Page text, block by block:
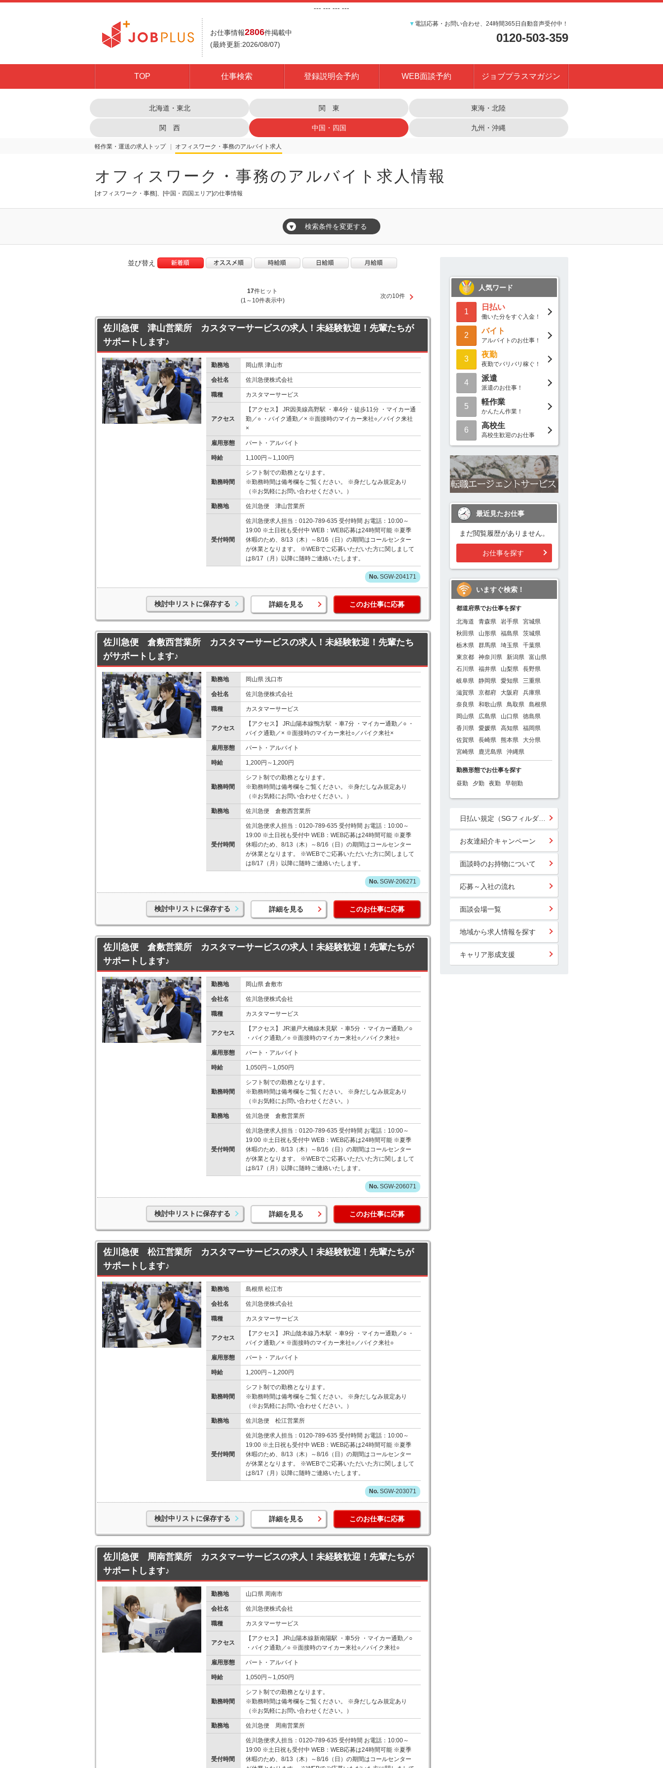
--- --- --- ---
お仕事情報2806件掲載中
(最終更新:2026/08/07)
▼ 電話応募・お問い合わせ、24時間365日自動音声受付中！
0120-503-359
TOP 仕事検索 登録説明会予約 WEB面談予約 ジョブプラスマガジン
北海道・東北 関 東 東海・北陸
関 西 中国・四国 九州・沖縄
軽作業・運送の求人トップ オフィスワーク・事務
オフィスワーク・事務のアルバイト求人情報
[オフィスワーク・事務]、[中国・四国エリア]の仕事情報
▼ 検索条件を変更する
並び替え
17件ヒット
(1～10件表示中)
次の10件
佐川急便 津山営業所 カスタマーサービスの求人！未経験歓迎！先輩たちが
サポートします♪
勤務地 岡山県 津山市
会社名 佐川急便株式会社
職種 カスタマーサービス
アクセス
【アクセス】 JR因美線高野駅 ・車4分・徒歩11分 ・マイカー通
勤／○ ・バイク通勤／× ※面接時のマイカー来社○／バイク来社
×
雇用形態 パート・アルバイト
時給 1,100円～1,100円
勤務時間
シフト制での勤務となります。
※勤務時間は備考欄をご覧ください。 ※身だしなみ規定あり
（※お気軽にお問い合わせください。）
勤務地 佐川急便 津山営業所
受付時間
佐川急便求人担当：0120-789-635 受付時間 お電話：10:00～
19:00 ※土日祝も受付中 WEB：WEB応募は24時間可能 ※夏季
休暇のため、8/13（木）～8/16（日）の期間はコールセンター
が休業となります。 ※WEBでご応募いただいた方に関しまして
は8/17（月）以降に随時ご連絡いたします。
SGW-204171
検討中リストに保存する 詳細を見る このお仕事に応募
佐川急便 倉敷西営業所 カスタマーサービスの求人！未経験歓迎！先輩たち
がサポートします♪
勤務地 岡山県 浅口市
会社名 佐川急便株式会社
職種 カスタマーサービス
アクセス
【アクセス】 JR山陽本線鴨方駅 ・車7分 ・マイカー通勤／○ ・
バイク通勤／× ※面接時のマイカー来社○／バイク来社×
雇用形態 パート・アルバイト
時給 1,200円～1,200円
勤務時間
シフト制での勤務となります。
※勤務時間は備考欄をご覧ください。 ※身だしなみ規定あり
（※お気軽にお問い合わせください。）
勤務地 佐川急便 倉敷西営業所
受付時間
佐川急便求人担当：0120-789-635 受付時間 お電話：10:00～
19:00 ※土日祝も受付中 WEB：WEB応募は24時間可能 ※夏季
休暇のため、8/13（木）～8/16（日）の期間はコールセンター
が休業となります。 ※WEBでご応募いただいた方に関しまして
は8/17（月）以降に随時ご連絡いたします。
SGW-206271
検討中リストに保存する 詳細を見る このお仕事に応募
佐川急便 倉敷営業所 カスタマーサービスの求人！未経験歓迎！先輩たちが
サポートします♪
勤務地 岡山県 倉敷市
会社名 佐川急便株式会社
職種 カスタマーサービス
アクセス
【アクセス】 JR瀬戸大橋線木見駅 ・車5分 ・マイカー通勤／○
・バイク通勤／○ ※面接時のマイカー来社○／バイク来社○
雇用形態 パート・アルバイト
時給 1,050円～1,050円
勤務時間
シフト制での勤務となります。
※勤務時間は備考欄をご覧ください。 ※身だしなみ規定あり
（※お気軽にお問い合わせください。）
勤務地 佐川急便 倉敷営業所
受付時間
佐川急便求人担当：0120-789-635 受付時間 お電話：10:00～
19:00 ※土日祝も受付中 WEB：WEB応募は24時間可能 ※夏季
休暇のため、8/13（木）～8/16（日）の期間はコールセンター
が休業となります。 ※WEBでご応募いただいた方に関しまして
は8/17（月）以降に随時ご連絡いたします。
SGW-206071
検討中リストに保存する 詳細を見る このお仕事に応募
佐川急便 松江営業所 カスタマーサービスの求人！未経験歓迎！先輩たちが
サポートします♪
勤務地 島根県 松江市
会社名 佐川急便株式会社
職種 カスタマーサービス
アクセス
【アクセス】 JR山陰本線乃木駅 ・車9分 ・マイカー通勤／○ ・
バイク通勤／× ※面接時のマイカー来社○／バイク来社○
雇用形態 パート・アルバイト
時給 1,200円～1,200円
勤務時間
シフト制での勤務となります。
※勤務時間は備考欄をご覧ください。 ※身だしなみ規定あり
（※お気軽にお問い合わせください。）
勤務地 佐川急便 松江営業所
受付時間
佐川急便求人担当：0120-789-635 受付時間 お電話：10:00～
19:00 ※土日祝も受付中 WEB：WEB応募は24時間可能 ※夏季
休暇のため、8/13（木）～8/16（日）の期間はコールセンター
が休業となります。 ※WEBでご応募いただいた方に関しまして
は8/17（月）以降に随時ご連絡いたします。
SGW-203071
検討中リストに保存する 詳細を見る このお仕事に応募
佐川急便 周南営業所 カスタマーサービスの求人！未経験歓迎！先輩たちが
サポートします♪
勤務地 山口県 周南市
会社名 佐川急便株式会社
職種 カスタマーサービス
アクセス
【アクセス】 JR山陽本線新南陽駅 ・車5分 ・マイカー通勤／○
・バイク通勤／○ ※面接時のマイカー来社○／バイク来社○
雇用形態 パート・アルバイト
時給 1,050円～1,050円
勤務時間
シフト制での勤務となります。
※勤務時間は備考欄をご覧ください。 ※身だしなみ規定あり
（※お気軽にお問い合わせください。）
勤務地 佐川急便 周南営業所
受付時間
佐川急便求人担当：0120-789-635 受付時間 お電話：10:00～
19:00 ※土日祝も受付中 WEB：WEB応募は24時間可能 ※夏季
休暇のため、8/13（木）～8/16（日）の期間はコールセンター
人気ワード
1
日払い
働いた分をすぐ入金！
2
バイト
アルバイトのお仕事！
3
夜勤
夜勤でバリバリ稼ぐ！
4
派遣
派遣のお仕事！
5
軽作業
かんたん作業！
6
高校生
高校生歓迎のお仕事
最近見たお仕事
まだ閲覧履歴がありません。
お仕事を探す
いますぐ検索！
都道府県でお仕事を探す
北海道
青森県 岩手県
宮城県
秋田県
山形県 福島県
茨城県
栃木県
群馬県 埼玉県
千葉県
東京都
神奈川県 新潟県
富山県
石川県
福井県 山梨県
長野県
岐阜県
静岡県 愛知県
三重県
滋賀県
京都府 大阪府
兵庫県
奈良県
和歌山県 鳥取県
島根県
岡山県
広島県 山口県
徳島県
香川県
愛媛県 高知県
福岡県
佐賀県
長崎県 熊本県
大分県
宮崎県
鹿児島県 沖縄県
勤務形態でお仕事を探す
昼勤
夕勤 夜勤 早朝勤
お友達紹介キャンペーン
面談時のお持物について
応募～入社の流れ
面談会場一覧
地域から求人情報を探す
キャリア形成支援